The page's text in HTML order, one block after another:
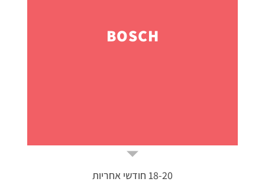
BOSCH
18-20 חודשי אחריות